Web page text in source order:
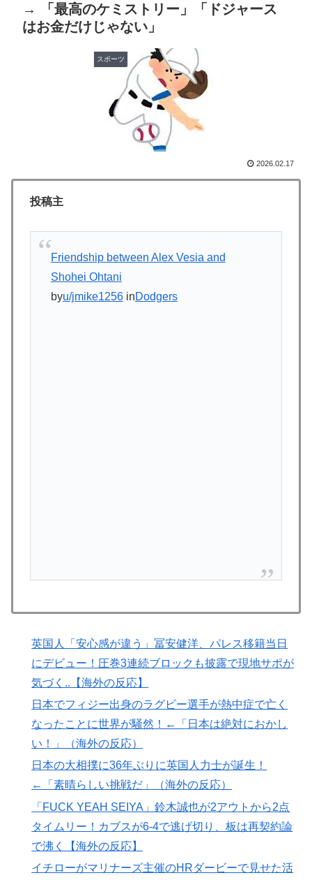
▶
外国人「日本の未来は安泰だ」16歳MF三井寺眞、衝撃
ゴール！久保建英超え歴代2位の記録！3得点に絡む活躍
海外「日本が正しい！」優しい日本人に甘える外国人に
海外「日本なんて行くんじゃなかった…」 日本を知っ
てしまったディズニー信者、帰国後『本家』に失望する
韓国人「本当にこれだけは日本がうらやましいと感じる
ものがこちら・・・」
▶ 【朗報】寺田心、ベンチプレス110kgwww
▶ 韓国人「不適切接待疑惑、2002年イタリア・スペイン
戦で『韓国に奪われた』と欧州の大手メディアが一斉に
報道！」
い…！」外国人が感動する日本の景色とは・・・？【海
ﾙ」＝韓国の反応
▶ 「これ以上続けるならケーキは無しだよ」娘のロウソク
を何度も吹き消した7歳、その日だけ皿が回ってこなか
った
▶
海外「素晴らしい！」日本が買収したUSスチール驚異
の大復活に米国人が大喜び
▶
韓国人「日本の柴犬くん散歩中の暑さに耐えられなかっ
た結果」
海外「”京都の鳥”は良いぞ」小規模だけどお勧めな日本
▶
【海外の反応】日本政府が、アメリカ政府によるネット
ミームとしての任天堂やポケモン使用に対して警告 →
「若者票を集めたいんだろうな」「任天堂の法務部隊が
出てくるぞ」
→ 「最高のケミストリー」「ドジャース
はお金だけじゃない」
スポーツ
2026.02.17
投稿主
Friendship between Alex Vesia and
Shohei Ohtani
byu/jmike1256inDodgers
英国人「安心感が違う」冨安健洋、パレス移籍当日
にデビュー！圧巻3連続ブロックも披露で現地サポが
気づく..【海外の反応】
日本でフィジー出身のラグビー選手が熱中症で亡く
なったことに世界が騒然！←「日本は絶対におかし
い！」（海外の反応）
日本の大相撲に36年ぶりに英国人力士が誕生！
←「素晴らしい挑戦だ」（海外の反応）
「FUCK YEAH SEIYA」鈴木誠也が2アウトから2点
タイムリー！カブスが6-4で逃げ切り、板は再契約論
で沸く【海外の反応】
イチローがマリナーズ主催のHRダービーで見せた活